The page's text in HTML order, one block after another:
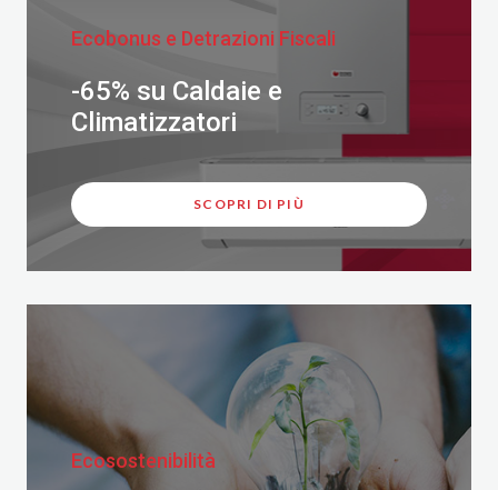
Ecobonus e Detrazioni Fiscali
-65% su Caldaie e
Climatizzatori
SCOPRI DI PIÙ
Ecosostenibilità